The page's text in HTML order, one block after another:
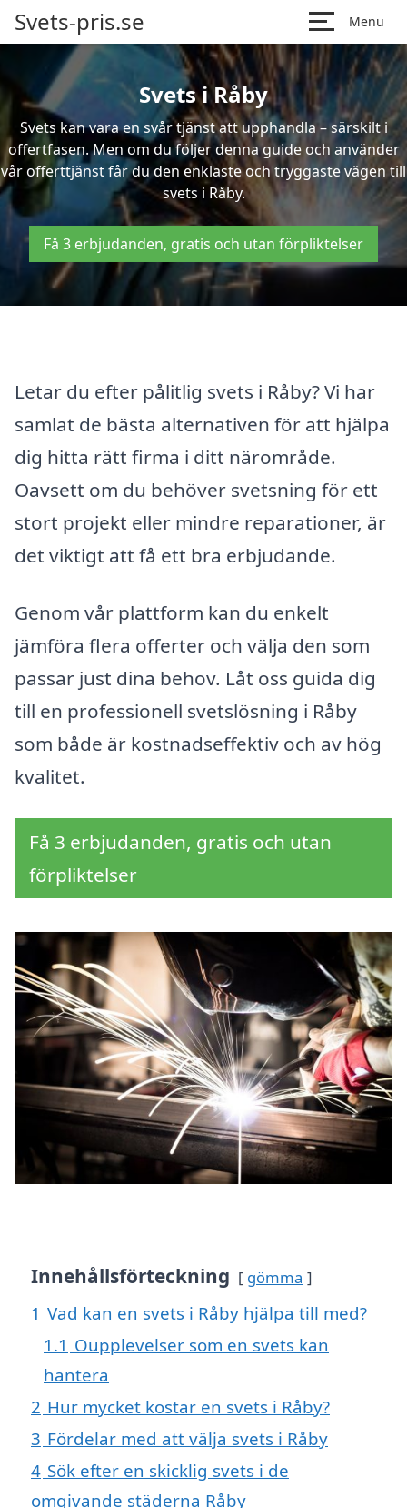
Svets-pris.se Menu
Svets i Råby
Svets kan vara en svår tjänst att upphandla – särskilt i
offertfasen. Men om du följer denna guide och använder
vår offerttjänst får du den enklaste och tryggaste vägen till
svets i Råby.
Få 3 erbjudanden, gratis och utan förpliktelser
Letar du efter pålitlig svets i Råby? Vi har
samlat de bästa alternativen för att hjälpa
dig hitta rätt firma i ditt närområde.
Oavsett om du behöver svetsning för ett
stort projekt eller mindre reparationer, är
det viktigt att få ett bra erbjudande.
Genom vår plattform kan du enkelt
jämföra flera offerter och välja den som
passar just dina behov. Låt oss guida dig
till en professionell svetslösning i Råby
som både är kostnadseffektiv och av hög
kvalitet.
Få 3 erbjudanden, gratis och utan
förpliktelser
Innehållsförteckning gömma
1 Vad kan en svets i Råby hjälpa till med?
1.1 Oupplevelser som en svets kan
hantera
2 Hur mycket kostar en svets i Råby?
3 Fördelar med att välja svets i Råby
4 Sök efter en skicklig svets i de
omgivande städerna Råby